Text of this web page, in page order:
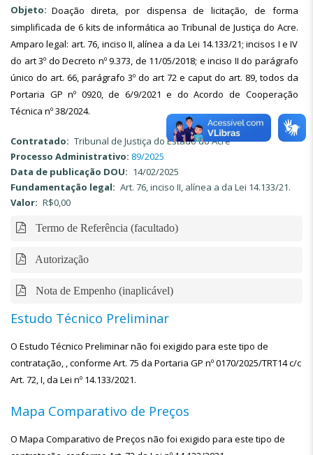
Objeto
Doação direta, por dispensa de licitação, de forma
simplificada de 6 kits de informática ao Tribunal de Justiça do Acre.
Amparo legal: art. 76, inciso II, alínea a da Lei 14.133/21; incisos I e IV
do art 3º do Decreto nº 9.373, de 11/05/2018; e inciso II do parágrafo
único do art. 66, parágrafo 3º do art 72 e caput do art. 89, todos da
Portaria GP nº 0920, de 6/9/2021 e do Acordo de Cooperação
Técnica nº 38/2024.
Contratado
Tribunal de Justiça do Estado do Acre
Processo Administrativo: 89/2025
Data de publicação DOU
14/02/2025
Fundamentação legal
Art. 76, inciso II, alínea a da Lei 14.133/21.
Valor
R$0,00
Termo de Referência (facultado)
Autorização
Nota de Empenho (inaplicável)
Estudo Técnico Preliminar
O Estudo Técnico Preliminar não foi exigido para este tipo de
contratação, , conforme Art. 75 da Portaria GP nº 0170/2025/TRT14 c/c
Art. 72, I, da Lei nº 14.133/2021.
Mapa Comparativo de Preços
O Mapa Comparativo de Preços não foi exigido para este tipo de